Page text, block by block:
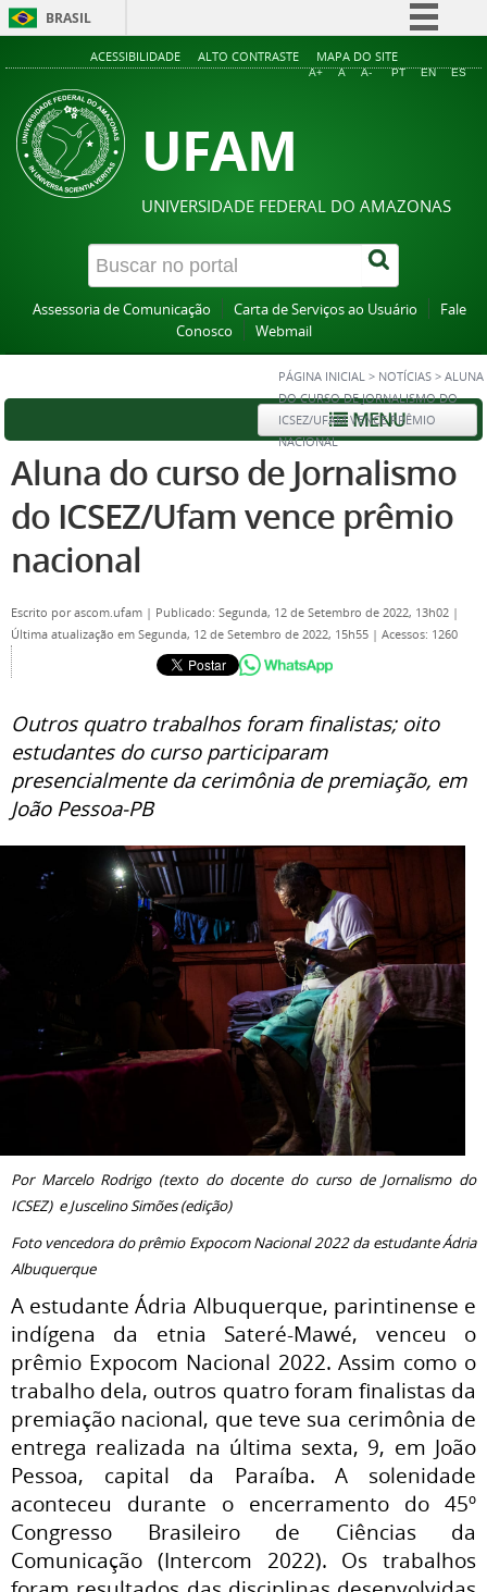
BRASIL
Simplifique!
Acesso à informação
ACESSIBILIDADE ALTO CONTRASTE MAPA DO SITE
A+ A A- PT EN ES
UFAM
UNIVERSIDADE FEDERAL DO AMAZONAS
Assessoria de Comunicação Carta de Serviços ao Usuário
Fale
Conosco
Webmail
PÁGINA INICIAL > NOTÍCIAS > ALUNA
DO CURSO DE JORNALISMO DO
ICSEZ/UFAM VENCE PRÊMIO
NACIONAL
MENU
Aluna do curso de Jornalismo
do ICSEZ/Ufam vence prêmio
nacional
Escrito porascom.ufam | Publicado: Segunda, 12 de Setembro de 2022, 13h02 |
Última atualização em Segunda, 12 de Setembro de 2022, 15h55 | Acessos: 1260
Outros quatro trabalhos foram finalistas; oito
estudantes do curso participaram
presencialmente da cerimônia de premiação, em
João Pessoa-PB
Por Marcelo Rodrigo (texto do docente do curso de Jornalismo do
ICSEZ) e Juscelino Simões (edição)
Foto vencedora do prêmio Expocom Nacional 2022 da estudante Ádria
Albuquerque
A estudante Ádria Albuquerque, parintinense e
indígena da etnia Sateré-Mawé, venceu o
prêmio Expocom Nacional 2022. Assim como o
trabalho dela, outros quatro foram finalistas da
premiação nacional, que teve sua cerimônia de
entrega realizada na última sexta, 9, em João
Pessoa, capital da Paraíba. A solenidade
aconteceu durante o encerramento do 45º
Congresso Brasileiro de Ciências da
Comunicação (Intercom 2022). Os trabalhos